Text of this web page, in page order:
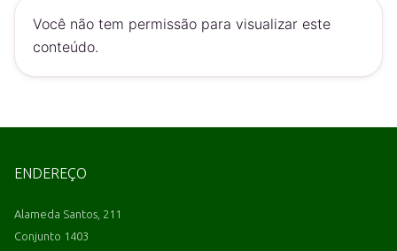
Você não tem permissão para visualizar este
conteúdo.
ENDEREÇO
Alameda Santos, 211
Conjunto 1403